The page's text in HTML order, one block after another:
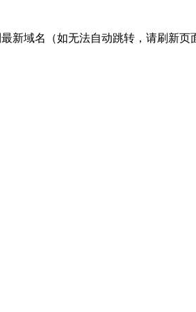
新域名（如无法自动跳转，请刷新页